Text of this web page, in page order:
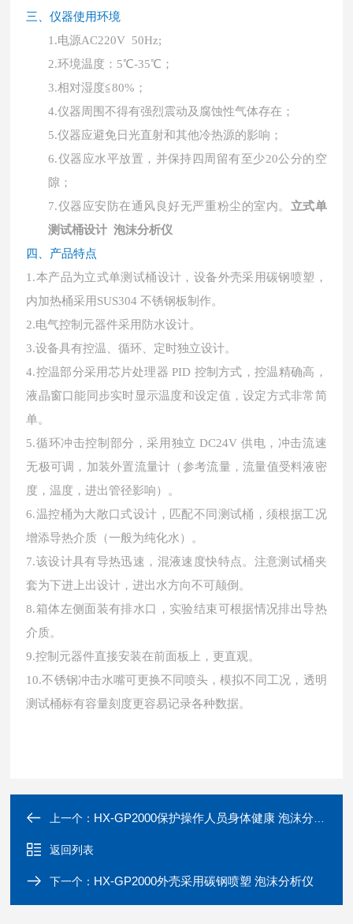
三、仪器使用环境
1.电源AC220V 50Hz;
2.环境温度： 5℃-35℃；
3.相对湿度≦80%；
4.仪器周围不得有强烈震动及腐蚀性气体存在；
5.仪器应避免日光直射和其他冷热源的影响；
6.仪器应水平放置，并保持四周留有至少20公分的空
隙；
7.仪器应安防在通风良好无严重粉尘的室内。 立式单
测试桶设计 泡沫分析仪
四、产品特点
1.本产品为立式单测试桶设计，设备外壳采用碳钢喷塑，
内加热桶采用SUS304 不锈钢板制作。
2.电气控制元器件采用防水设计。
3.设备具有控温、循环、定时独立设计。
4.控温部分采用芯片处理器 PID 控制方式，控温精确高，
液晶窗口能同步实时显示温度和设定值，设定方式非常简
单。
5.循环冲击控制部分，采用独立 DC24V 供电，冲击流速
无极可调，加装外置流量计（参考流量，流量值受料液密
度，温度，进出管径影响）。
6.温控桶为大敞口式设计，匹配不同测试桶，须根据工况
增添导热介质（一般为纯化水）。
7.该设计具有导热迅速，混液速度快特点。注意测试桶夹
套为下进上出设计，进出水方向不可颠倒。
8.箱体左侧面装有排水口，实验结束可根据情况排出导热
介质。
9.控制元器件直接安装在前面板上，更直观。
10.不锈钢冲击水嘴可更换不同喷头，模拟不同工况，透明
测试桶标有容量刻度更容易记录各种数据。
上一个： HX-GP2000保护操作人员身体健康 泡沫分析仪
返回列表
下一个： HX-GP2000外壳采用碳钢喷塑 泡沫分析仪